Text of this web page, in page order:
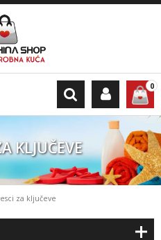
0
KLJUČEVE
za ključeve